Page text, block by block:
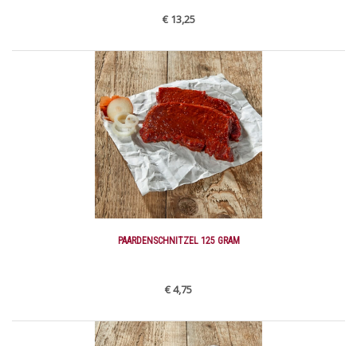
€ 13,25
PAARDENSCHNITZEL 125 GRAM
€ 4,75